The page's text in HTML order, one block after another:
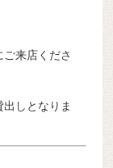
来店くださ
しとなりま